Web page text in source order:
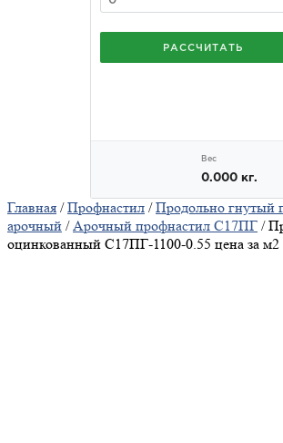
Главная /Профнастил /Продольно гнутый
арочный /Арочный профнастил С17ПГ /
оцинкованный С17ПГ-1100-0.55 цена за м2